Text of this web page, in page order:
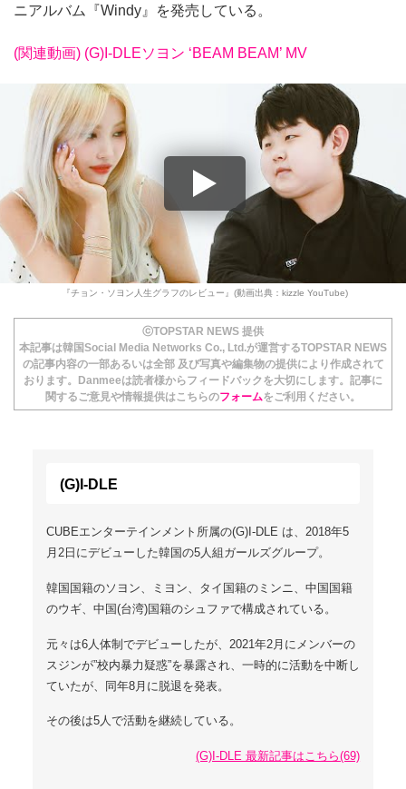
ニアルバム『Windy』を発売している。
(関連動画) (G)I-DLEソヨン ‘BEAM BEAM’ MV
『チョン・ソヨン人生グラフのレビュー』(動画出典：kizzle YouTube)
ⓒTOPSTAR NEWS 提供
本記事は韓国Social Media Networks Co., Ltd.が運営するTOPSTAR NEWS
の記事内容の一部あるいは全部 及び写真や編集物の提供により作成されて
おります。Danmeeは読者様からフィードバックを大切にします。記事に
関するご意見や情報提供はこちらのフォームをご利用ください。
(G)I-DLE
CUBEエンターテインメント所属の(G)I-DLE は、2018年5
月2日にデビューした韓国の5人組ガールズグループ。
韓国国籍のソヨン、ミヨン、タイ国籍のミンニ、中国国籍
のウギ、中国(台湾)国籍のシュファで構成されている。
元々は6人体制でデビューしたが、2021年2月にメンバーの
スジンが”校内暴力疑惑”を暴露され、一時的に活動を中断し
ていたが、同年8月に脱退を発表。
その後は5人で活動を継続している。
(G)I-DLE 最新記事はこちら(69)